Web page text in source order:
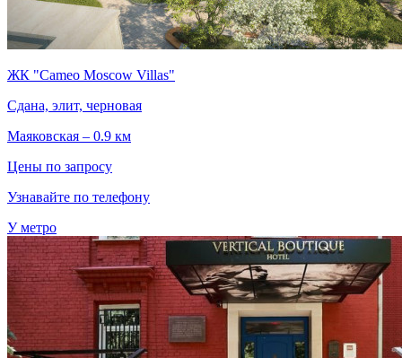
ЖК "Cameo Moscow Villas"
Сдана, элит, черновая
Маяковская – 0.9 км
Цены по запросу
Узнавайте по телефону
У метро